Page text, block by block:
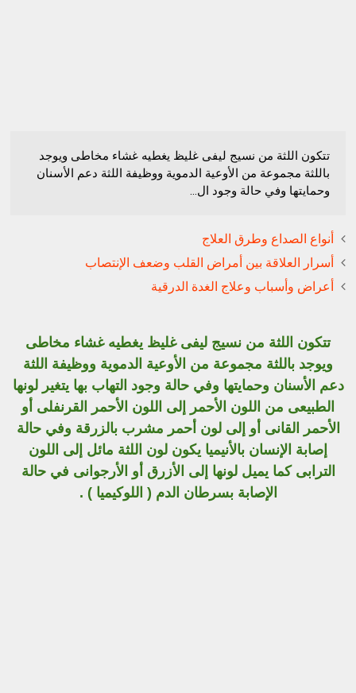
تتكون اللثة من نسيج ليفى غليظ يغطيه غشاء مخاطى ويوجد
باللثة مجموعة من الأوعية الدموية ووظيفة اللثة دعم الأسنان
وحمايتها وفي حالة وجود ال...
أنواع الصداع وطرق العلاج
أسرار العلاقة بين أمراض القلب وضعف الإنتصاب
أعراض وأسباب وعلاج الغدة الدرقية
تتكون اللثة من نسيج ليفى غليظ يغطيه غشاء مخاطى
ويوجد باللثة مجموعة من الأوعية الدموية ووظيفة اللثة
دعم الأسنان وحمايتها وفي حالة وجود التهاب بها يتغير لونها
الطبيعى من اللون الأحمر إلى اللون الأحمر القرنفلى أو
الأحمر القانى أو إلى لون أحمر مشرب بالزرقة وفي حالة
إصابة الإنسان بالأنيميا يكون لون اللثة مائل إلى اللون
الترابى كما يميل لونها إلى الأزرق أو الأرجوانى في حالة
الإصابة بسرطان الدم ( اللوكيميا ) .